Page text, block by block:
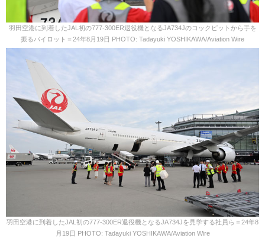
羽田空港に到着したJAL初の777-300ER退役機となるJA734Jのコックピットから手を
振るパイロット＝24年8月19日 PHOTO: Tadayuki YOSHIKAWA/Aviation Wire
羽田空港に到着したJAL初の777-300ER退役機となるJA734Jを見学する社員ら＝24年8
月19日 PHOTO: Tadayuki YOSHIKAWA/Aviation Wire